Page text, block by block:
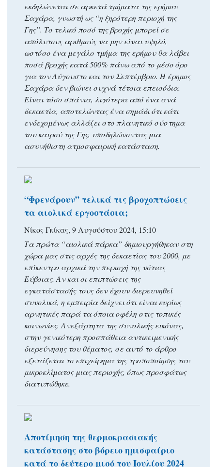
εκδηλώνεται σε αρκετά τμήματα της ερήμου
Σαχάρα, γνωστή ως “η ξηρότερη περιοχή της
Γης”. Το τελικό ποσό της βροχής μπορεί σε
απόλυτους αριθμούς να μην είναι υψηλό,
ωστόσο ένα μεγάλο τμήμα της ερήμου θα λάβει
ποσά βροχής κατά 500% πάνω από το μέσο όρο
για τον Αύγουστο και τον Σεπτέμβριο. Η έρημος
Σαχάρα δεν βιώνει συχνά τέτοια επεισόδια.
Είναι τόσο σπάνια, λιγότερα από ένα ανά
δεκαετία, αποτελώντας ένα σημάδι ότι κάτι
ενδεχομένως αλλάζει στο πλανητικό σύστημα
του καιρού της Γης, υποδηλώνοντας μια
ασυνήθιστη ατμοσφαιρική κατάσταση.
“Φρενάρουν” τελικά τις βροχοπτώσεις
τα αιολικά εργοστάσια;
Νίκος Γκίκας, 9 Αυγούστου 2024, 15:10
Τα πρώτα “αιολικά πάρκα” δημιουργήθηκαν στη
χώρα μας στις αρχές της δεκαετίας του 2000, με
επίκεντρο αρχικά την περιοχή της νότιας
Εύβοιας. Αν και οι επιπτώσεις της
εγκατάστασής τους δεν έχουν διερευνηθεί
συνολικά, η εμπειρία δείχνει ότι είναι κυρίως
αρνητικές παρά τα όποια οφέλη στις τοπικές
κοινωνίες. Ανεξάρτητα της συνολικής εικόνας,
στην γενικότερη προσπάθεια αντικειμενικής
διερεύνησης του θέματος, σε αυτό το άρθρο
εξετάζεται το επιχείρημα της τροποποίησης του
μικροκλίματος μιας περιοχής, όπως προσφάτως
διατυπώθηκε.
Αποτίμηση της θερμοκρασιακής
κατάστασης στο βόρειο ημισφαίριο
κατά το δεύτερο μισό του Ιουλίου 2024